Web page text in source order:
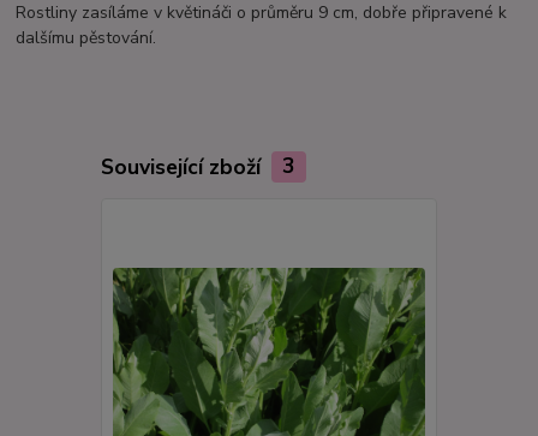
Rostliny zasíláme v květináči o průměru 9 cm, dobře připravené k
dalšímu pěstování.
Související zboží 3